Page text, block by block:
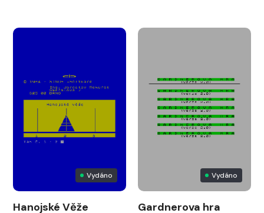
Vydáno
Hanojské Věže
Vydáno
Gardnerova hra